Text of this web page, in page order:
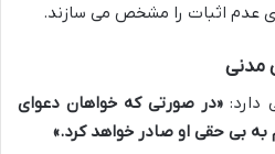
عدم اثبات را مشخص می سازند.
دارد: «در صورتی که خواهان دعوای
به بی حقی او صادر خواهد کرد.»